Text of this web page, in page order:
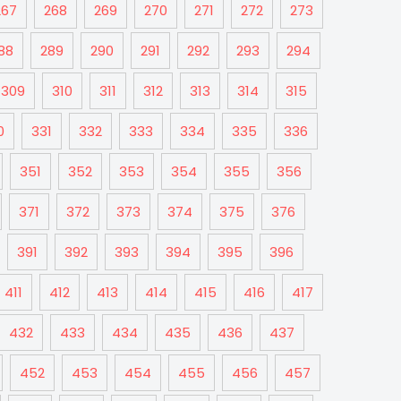
268 269 270 271 272 273
289 290 291 292 293 294
309 310 311 312 313 314 315
331 332 333 334 335 336
351 352 353 354 355 356
371 372 373 374 375 376
391 392 393 394 395 396
411 412 413 414 415 416 417
432 433 434 435 436 437
452 453 454 455 456 457